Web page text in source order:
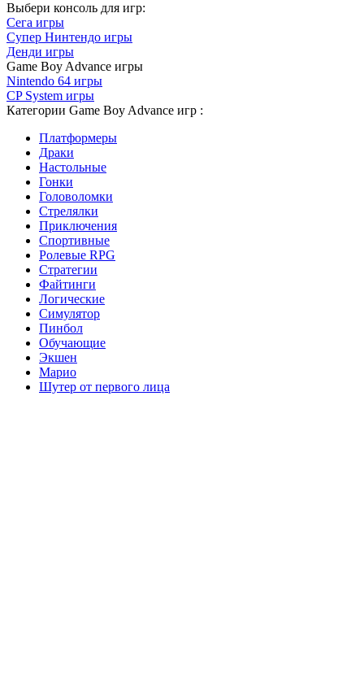
Выбери консоль для игр:
Сега игры
Супер Нинтендо игры
Денди игры
Game Boy Advance игры
Nintendo 64 игры
CP System игры
Категории Game Boy Advance игр :
Платформеры
Драки
Настольные
Гонки
Головоломки
Стрелялки
Приключения
Спортивные
Ролевые RPG
Стратегии
Файтинги
Логические
Симулятор
Пинбол
Обучающие
Экшен
Марио
Шутер от первого лица